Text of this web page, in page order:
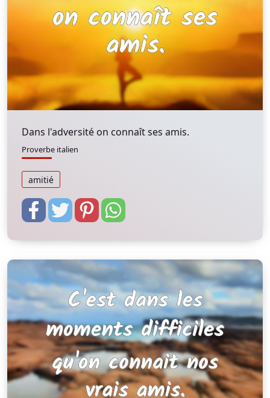
Dans l'adversité on connaît ses amis.
Proverbe italien
amitié